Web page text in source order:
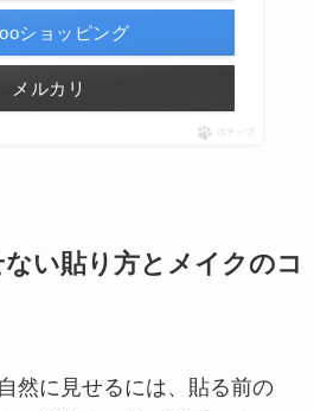
ショッピング
メルカリ
ポチップ
い貼り方とメイクのコ
然に見せるには、貼る前の